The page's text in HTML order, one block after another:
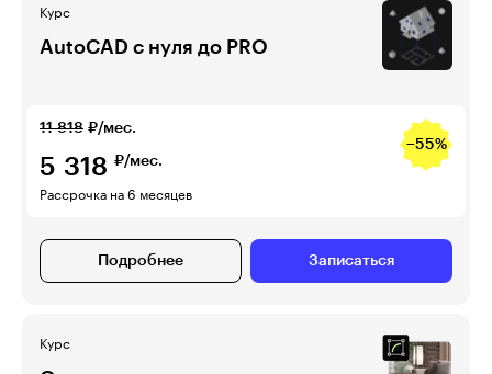
Курс
AutoCAD с нуля до PRO
11 818 ₽/мес.
−55%
5 318 ₽/мес.
Рассрочка на 6 месяцев
Подробнее Записаться
Курс